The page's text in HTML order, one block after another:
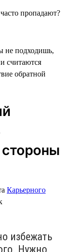
не подходишь,
считаются
обратной
стороны
Карьерного
избежать
Нужно